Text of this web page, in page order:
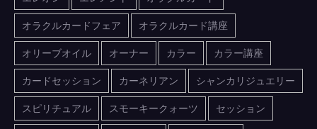
オラクルカードフェア オラクルカード講座
オリーブオイル オーナー カラー カラー講座
カードセッション カーネリアン シャンカリジュエリー
スピリチュアル スモーキークォーツ セッション